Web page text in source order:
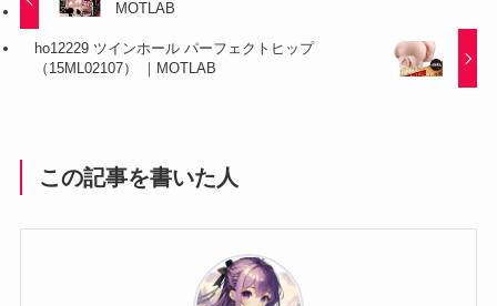
MOTLAB
ho12229 ツインホール パーフェクトヒップ
（15ML02107） ｜MOTLAB
この記事を書いた人